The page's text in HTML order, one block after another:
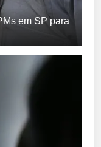
em SP para